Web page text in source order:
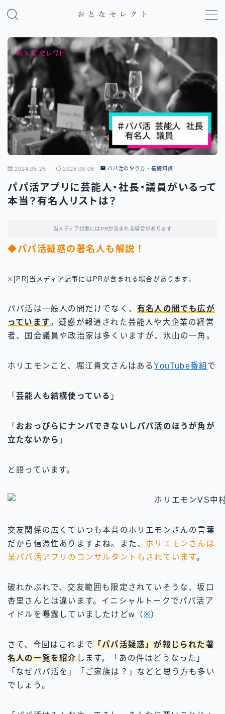
MENU
パパ活のやり方・基礎知識
パパ活アプリ比較
地域別パパ活ガイド
2024.05.25 2026.08.08 パパ活のやり方・基礎知識
パパ活アプリに芸能人・社長・議員がいるって
本当？有名人リストは？
当メディア記事にはPRが含まれる場合があります
◆パパ活疑惑の著名人も解説！
※[PR]当メディア記事にはPRが含まれる場合があります。
パパ活は一般人の間だけでなく、 有名人の間でも広が
っています。疑惑が報道された芸能人や大企業の経営
者、国会議員や政治家は多くいますが、氷山の一角。
ホリエモンこと、堀江貴文さんはあるYouTube番組 で
「芸能人も結構使っている 」
「 おおっぴらにナンパできないしパパ活のほうが角が
立たないから 」
と語っています。
交友関係の広くていつも本音のホリエモンさんの言葉
だから信憑性ありますよね。また、 ホリエモンさんは
某パパ活アプリのコンサルタントもされています。
破れかぶれで、交友範囲も限定されていそうな、坂口
杏里さんとは違います。イニシャルトークでパパ活ア
イドルを曝露していましたけどw（※）
さて、今回はこれまで
「パパ活疑惑」が報じられた著
名人の一覧を紹介 します。「あの件はどうなった」
「なぜパパ活を」「ご家族は？」などと思う方も多い
でしょう。